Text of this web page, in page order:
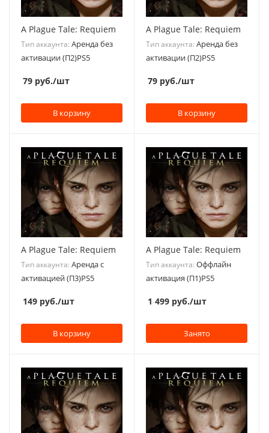
A Plague Tale: Requiem
Тип аккаунта: Аренда без
активации (П2)PS5
79 руб./шт
В корзину
A Plague Tale: Requiem
Тип аккаунта: Аренда без
активации (П2)PS5
79 руб./шт
В корзину
A Plague Tale: Requiem
Тип аккаунта: Аренда с
активацией (П3)PS5
149 руб./шт
В корзину
A Plague Tale: Requiem
Тип аккаунта: Оффлайн
активация (П1)PS5
1 499 руб./шт
Занято